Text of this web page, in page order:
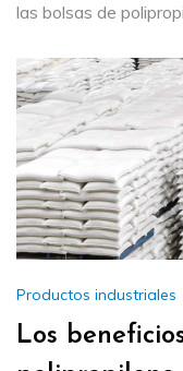
las bolsas de
Productos industriales
Los